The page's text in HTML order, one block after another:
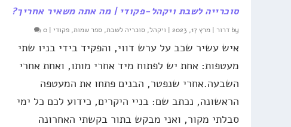
סוכרייה לשבת ויקהל-פקודי | מה אתה משאיר אחריך?
by דרור |מרץ 17, 2023 | ויקהל, סוכריה לשבת, ספר שמות,פקודי |
0
איש עשיר שכב על ערש דווי, והפקיד בידי בניו שתי
מעטפות: אחת יש לפתוח מיד אחרי מותו, ואחת אחרי
השבעה.אחרי שנפטר, הבנים פתחו את המעטפה
הראשונה, נכתב שם: בניי היקרים, כידוע לכם כל ימי
סבלתי מקור, ואני מבקש בתור בקשתי האחרונה